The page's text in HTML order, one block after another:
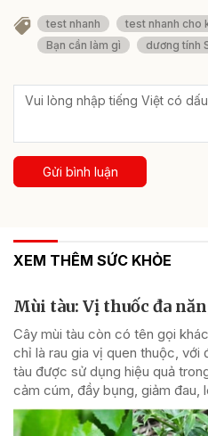
test nhanh
test nhanh cho
Bạn cần làm gì
dương tính
Gửi bình luận
XEM THÊM SỨC KHỎE
Mùi tàu: Vị thuốc đa
Cây mùi tàu còn có tên gọi
chỉ là rau gia vị quen thuộc, với
tàu được sử dụng hiệu quả
cảm cúm, đầy bụng, giảm đau,